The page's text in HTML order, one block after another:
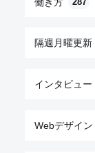
287
隔週月曜更
インタビュー
Webデザイン